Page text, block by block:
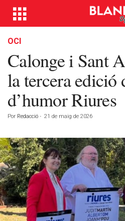
OCI
Calonge i Sant
la tercera edició
d’humor Riures
Por Redacció - 21 de maig de 2026